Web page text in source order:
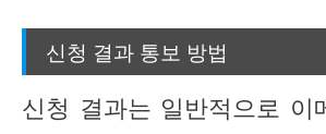
신청 결과 통보 방법
신청 결과는 일반적으로 이